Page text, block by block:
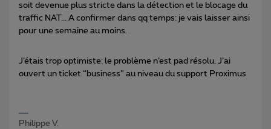
soit devenue plus stricte dans la détection et le blocage du
traffic NAT... A confirmer dans qq temps: je vais laisser ainsi
pour une semaine au moins.
J’étais trop optimiste: le problème n’est pad résolu. J’ai
ouvert un ticket “business” au niveau du support Proximus
Philippe V.